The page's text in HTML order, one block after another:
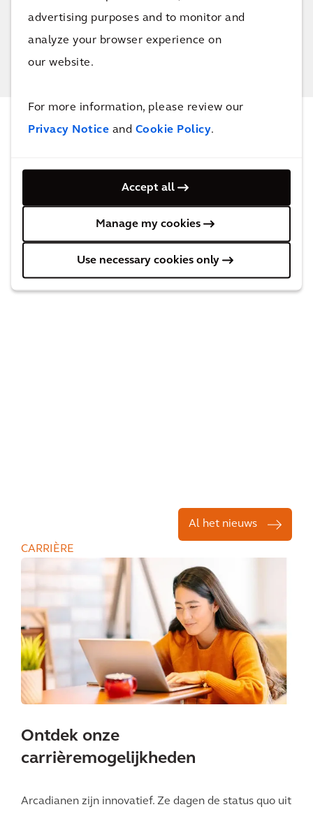
advertising purposes and to monitor and
analyze your browser experience on
our website.
For more information, please review our
Privacy Notice and Cookie Policy.
Accept all
Manage my cookies
Use necessary cookies only
Alle projecten
NIEUWS & INSIGHTS
Al het nieuws
CARRIÈRE
Ontdek onze
carrièremogelijkheden
Arcadianen zijn innovatief. Ze dagen de status quo uit